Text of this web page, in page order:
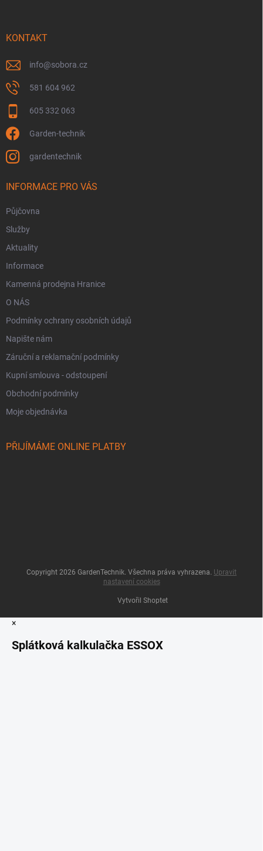
KONTAKT
info@sobora.cz
581 604 962
605 332 063
Garden-technik
gardentechnik
INFORMACE PRO VÁS
Půjčovna
Služby
Aktuality
Informace
Kamenná prodejna Hranice
O NÁS
Podmínky ochrany osobních údajů
Napište nám
Záruční a reklamační podmínky
Kupní smlouva - odstoupení
Obchodní podmínky
Moje objednávka
PŘIJÍMÁME ONLINE PLATBY
Vytvořil Shoptet
Copyright 2026 GardenTechnik. Všechna práva vyhrazena. Upravit
nastavení cookies
×
Splátková kalkulačka ESSOX